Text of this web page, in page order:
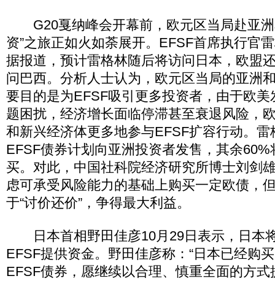
G20戛纳峰会开幕前，欧元区当局赴亚洲
资”之旅正如火如荼展开。EFSF首席执行官
据报道，预计雷格林随后将访问日本，欧盟
问巴西。分析人士认为，欧元区当局的亚洲
要目的是为EFSF吸引更多投资者，由于欧
题困扰，经济增长面临停滞甚至衰退风险，
和新兴经济体更多地参与EFSF扩容行动。
EFSF债券计划向亚洲投资者发售，其余
买。对此，中国社科院经济研究所博士刘剑
虑可承受风险能力的基础上购买一定欧债，
于“讨价还价”，争得最大利益。
日本首相野田佳彦10月29日表示，日本将
EFSF提供资金。野田佳彦称：“日本已经购
EFSF债券，愿继续以合理、慎重全面的方式